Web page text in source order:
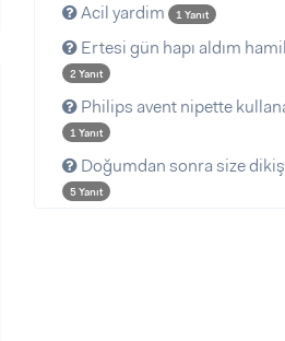
Acil yardim 1 Yanıt
Ertesi gün hapı aldım
2 Yanıt
Philips avent nipette
1 Yanıt
Doğumdan sonra size dikiş
5 Yanıt